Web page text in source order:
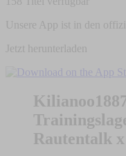
Unsere App ist in den
Jetzt herunterladen
Rautentalk